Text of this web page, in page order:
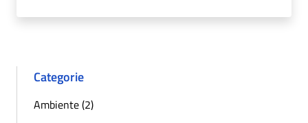
Categorie
Ambiente (2)